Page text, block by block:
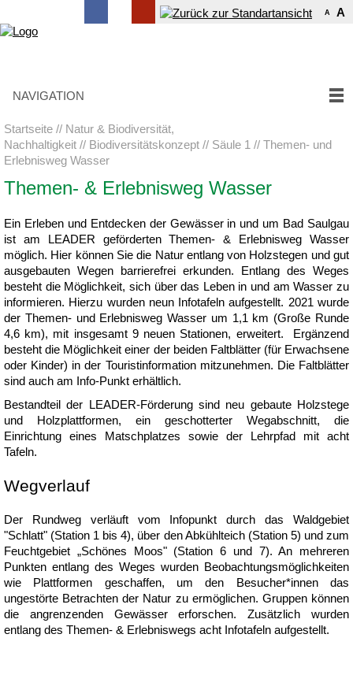
A A
NAVIGATION
Startseite
Natur & Biodiversität,
Nachhaltigkeit
Biodiversitätskonzept Säule 1
Themen- und
Erlebnisweg Wasser
Themen- & Erlebnisweg Wasser
Ein Erleben und Entdecken der Gewässer in und um Bad Saulgau
ist am LEADER geförderten Themen- & Erlebnisweg Wasser
möglich. Hier können Sie die Natur entlang von Holzstegen und gut
ausgebauten Wegen barrierefrei erkunden. Entlang des Weges
besteht die Möglichkeit, sich über das Leben in und am Wasser zu
informieren. Hierzu wurden neun Infotafeln aufgestellt. 2021 wurde
der Themen- und Erlebnisweg Wasser um 1,1 km (Große Runde
4,6 km), mit insgesamt 9 neuen Stationen, erweitert. Ergänzend
besteht die Möglichkeit einer der beiden Faltblätter (für Erwachsene
oder Kinder) in der Touristinformation mitzunehmen. Die Faltblätter
sind auch am Info-Punkt erhältlich.
Bestandteil der LEADER-Förderung sind neu gebaute Holzstege
und Holzplattformen, ein geschotterter Wegabschnitt, die
Einrichtung eines Matschplatzes sowie der Lehrpfad mit acht
Tafeln.
Wegverlauf
Der Rundweg verläuft vom Infopunkt durch das Waldgebiet
"Schlatt" (Station 1 bis 4), über den Abkühlteich (Station 5) und zum
Feuchtgebiet „Schönes Moos" (Station 6 und 7). An mehreren
Punkten entlang des Weges wurden Beobachtungsmöglichkeiten
wie Plattformen geschaffen, um den Besucher*innen das
ungestörte Betrachten der Natur zu ermöglichen. Gruppen können
die angrenzenden Gewässer erforschen. Zusätzlich wurden
entlang des Themen- & Erlebniswegs acht Infotafeln aufgestellt.